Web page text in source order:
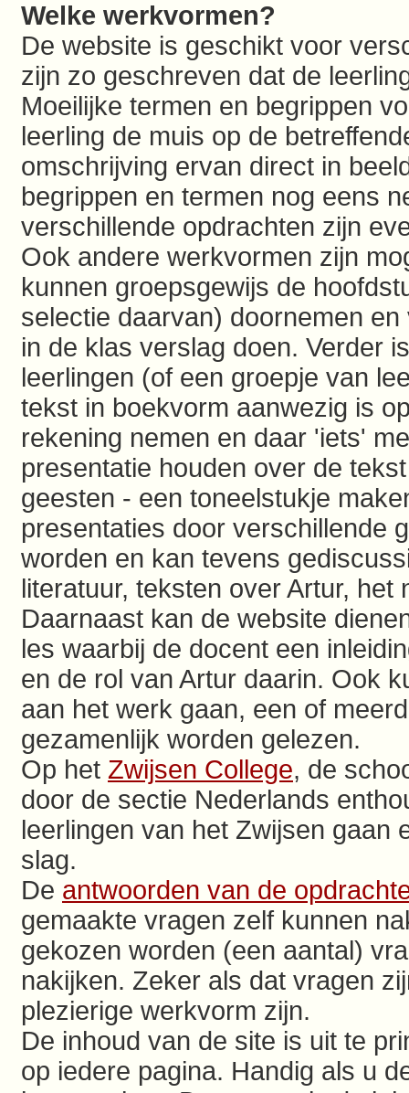
Welke werkvormen?
De website is geschikt voor
zijn zo geschreven dat de
Moeilijke termen en begrippen
leerling de muis op de
omschrijving ervan direct in
begrippen en termen nog eens
verschillende opdrachten zijn
Ook andere werkvormen zijn
kunnen groepsgewijs de
selectie daarvan) doornemen
in de klas verslag doen. Verder
leerlingen (of een groepje van
tekst in boekvorm aanwezig is
rekening nemen en daar 'iets'
presentatie houden over de
geesten - een toneelstukje
presentaties door verschillende
worden en kan tevens
literatuur, teksten over Artur,
Daarnaast kan de website
les waarbij de docent een
en de rol van Artur daarin. Ook
aan het werk gaan, een of
gezamenlijk worden gelezen.
Op het Zwijsen College, de
door de sectie Nederlands
leerlingen van het Zwijsen gaan
slag.
De antwoorden van de
gemaakte vragen zelf kunnen
gekozen worden (een aantal)
nakijken. Zeker als dat vragen
plezierige werkvorm zijn.
De inhoud van de site is uit te
op iedere pagina. Handig als u